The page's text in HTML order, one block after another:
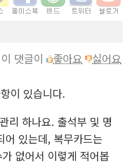
이 댓글이
좋아요 싫어요
이 있습니다.
리 하나요. 출석부 및 명
어 있는데, 복무카드는
없어서 이렿게 적어봅